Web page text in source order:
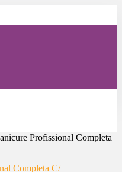
Profissional Completa